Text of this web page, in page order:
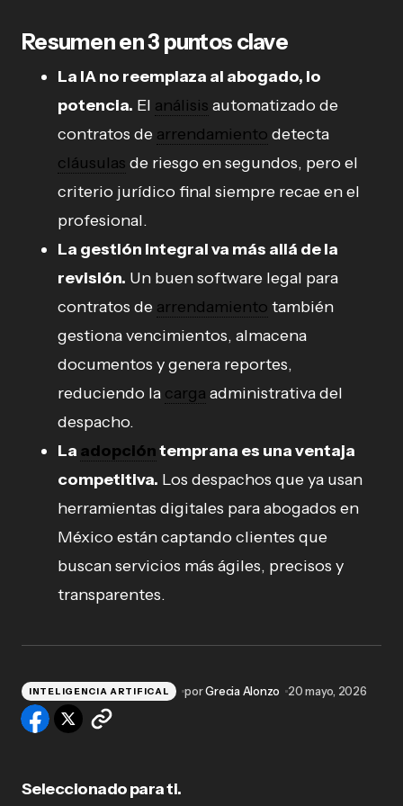
Resumen en 3 puntos clave
La IA no reemplaza al abogado, lo
potencia. El análisis automatizado de
contratos de arrendamiento detecta
cláusulas de riesgo en segundos, pero el
criterio jurídico final siempre recae en el
profesional.
La gestión integral va más allá de la
revisión. Un buen software legal para
contratos de arrendamiento también
gestiona vencimientos, almacena
documentos y genera reportes,
reduciendo la carga administrativa del
despacho.
La adopcióntemprana es una ventaja
competitiva. Los despachos que ya usan
herramientas digitales para abogados en
México están captando clientes que
buscan servicios más ágiles, precisos y
transparentes.
INTELIGENCIA ARTIFICAL porGrecia Alonzo 20 mayo, 2026
Seleccionado para ti.